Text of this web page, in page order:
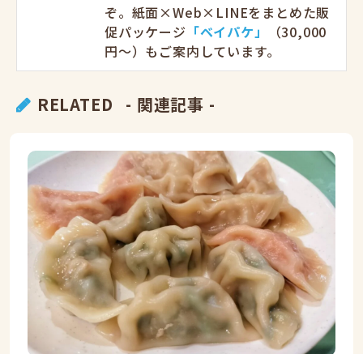
ぞ。紙面×Web×LINEをまとめた販
促パッケージ 「ベイパケ」
（30,000
円〜）もご案内しています。
RELATED - 関連記事 -